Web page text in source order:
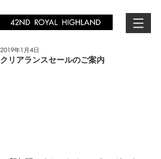
クリアランスセールのご案内
2019年1月4日